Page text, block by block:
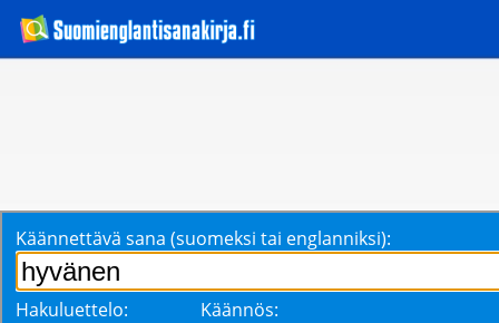
Käännettävä sana (suomeksi tai englanniksi):
Hakuluettelo: Käännös: